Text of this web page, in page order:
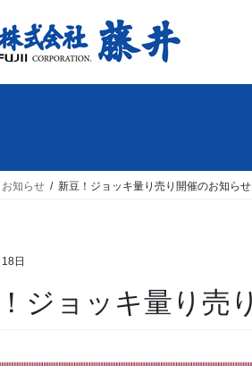
お知らせ 新豆！ジョッキ量り売り開催のお知らせ
日
ジョッキ量り売